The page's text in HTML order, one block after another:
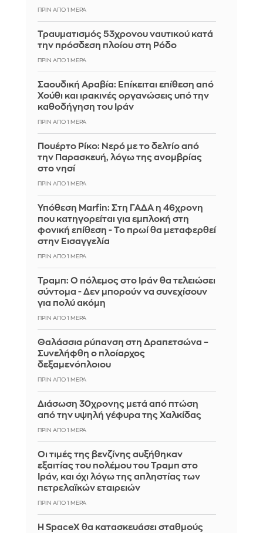
ΠΡΙΝ ΑΠΌ 1 ΜΈΡΑ
Τραυματισμός 53χρονου ναυτικού κατά
την πρόσδεση πλοίου στη Ρόδο
ΠΡΙΝ ΑΠΌ 1 ΜΈΡΑ
Σαουδική Αραβία: Επίκειται επίθεση από
Χούθι και ιρακινές οργανώσεις υπό την
καθοδήγηση του Ιράν
ΠΡΙΝ ΑΠΌ 1 ΜΈΡΑ
Πουέρτο Ρίκο: Νερό με το δελτίο από
την Παρασκευή, λόγω της ανομβρίας
στο νησί
ΠΡΙΝ ΑΠΌ 1 ΜΈΡΑ
Υπόθεση Marfin: Στη ΓΑΔΑ η 46χρονη
που κατηγορείται για εμπλοκή στη
φονική επίθεση - Το πρωί θα μεταφερθεί
στην Εισαγγελία
ΠΡΙΝ ΑΠΌ 1 ΜΈΡΑ
Τραμπ: Ο πόλεμος στο Ιράν θα τελειώσει
σύντομα - Δεν μπορούν να συνεχίσουν
για πολύ ακόμη
ΠΡΙΝ ΑΠΌ 1 ΜΈΡΑ
Θαλάσσια ρύπανση στη Δραπετσώνα –
Συνελήφθη ο πλοίαρχος
δεξαμενόπλοιου
ΠΡΙΝ ΑΠΌ 1 ΜΈΡΑ
Διάσωση 30χρονης μετά από πτώση
από την υψηλή γέφυρα της Χαλκίδας
ΠΡΙΝ ΑΠΌ 1 ΜΈΡΑ
Οι τιμές της βενζίνης αυξήθηκαν
εξαιτίας του πολέμου του Τραμπ στο
Ιράν, και όχι λόγω της απληστίας των
πετρελαϊκών εταιρειών
ΠΡΙΝ ΑΠΌ 1 ΜΈΡΑ
Η SpaceX θα κατασκευάσει σταθμούς